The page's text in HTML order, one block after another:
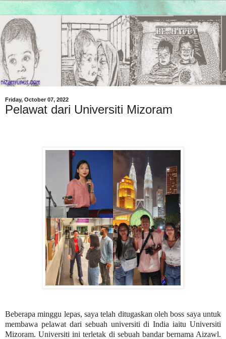
Friday, October 07, 2022
Pelawat dari Universiti Mizoram
Beberapa minggu lepas, saya telah ditugaskan oleh boss saya untuk
membawa pelawat dari sebuah universiti di India iaitu Universiti
Mizoram. Universiti ini terletak di sebuah bandar bernama Aizawl.